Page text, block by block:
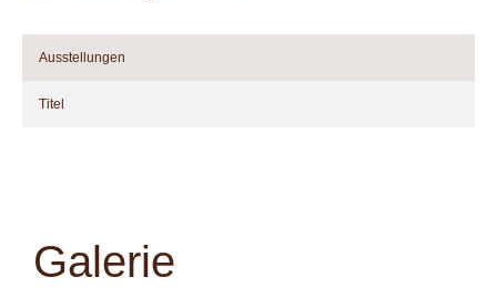
Ausstellungen
Titel
Galerie